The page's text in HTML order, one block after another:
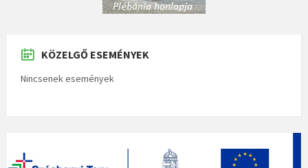
KÖZELGŐ ESEMÉNYEK
Nincsenek események